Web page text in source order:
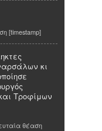
[timestamp]
κι
Τροφίμων
θέαση